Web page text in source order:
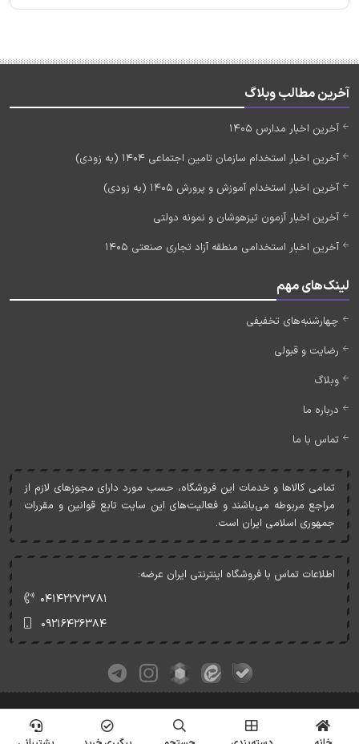
آخرین مطالب وبلاگ
آخرین اخبار مدارس 1405
آخرین اخبار استخدام سازمان تامین اجتماعی 1404 (به زودی)
آخرین اخبار استخدام آموزش و پرورش 1405 (به زودی)
آخرین اخبار آزمون تیزهوشان و نمونه دولتی
آخرین اخبار استخدامی منطقه آزاد تجاری صنعتی 1405
لینک‌های مهم
چهارشنبه‌های تخفیفی
رضایت و قبولی
وبلاگ
درباره ما
تماس با ما
تمامی کالاها و خدمات اين فروشگاه، حسب مورد دارای مجوزهای لازم از
مراجع مربوطه می‌باشند و فعاليت‌های اين سايت تابع قوانين و مقررات
جمهوری اسلامی ايران است.
اطلاعات تماس با فروشگاه اینترنتی ایران عرضه:
۰۴۱۴۲۲۷۳۷۸۱
۰۹۲۱۶۴۲۶۳۸۴
کلیه حقوق این وبسایت متعلق به ایران عرضه می‌باشد.
© Copyrights - IranArze.ir - 1405